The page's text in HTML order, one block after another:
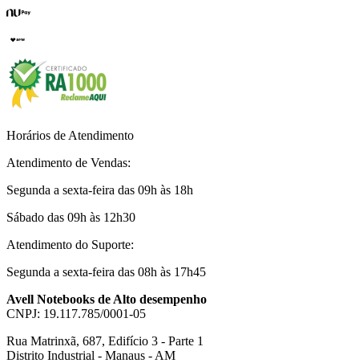
Horários de Atendimento
Atendimento de Vendas:
Segunda a sexta-feira das 09h às 18h
Sábado das 09h às 12h30
Atendimento do Suporte:
Segunda a sexta-feira das 08h às 17h45
Avell Notebooks de Alto desempenho
CNPJ: 19.117.785/0001-05
Rua Matrinxã, 687, Edifício 3 - Parte 1
Distrito Industrial - Manaus - AM